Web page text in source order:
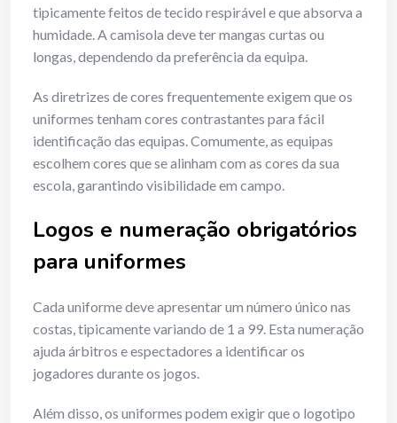
tipicamente feitos de tecido respirável e que absorva a
humidade. A camisola deve ter mangas curtas ou
longas, dependendo da preferência da equipa.
As diretrizes de cores frequentemente exigem que os
uniformes tenham cores contrastantes para fácil
identificação das equipas. Comumente, as equipas
escolhem cores que se alinham com as cores da sua
escola, garantindo visibilidade em campo.
Logos e numeração obrigatórios
para uniformes
Cada uniforme deve apresentar um número único nas
costas, tipicamente variando de 1 a 99. Esta numeração
ajuda árbitros e espectadores a identificar os
jogadores durante os jogos.
Além disso, os uniformes podem exigir que o logotipo